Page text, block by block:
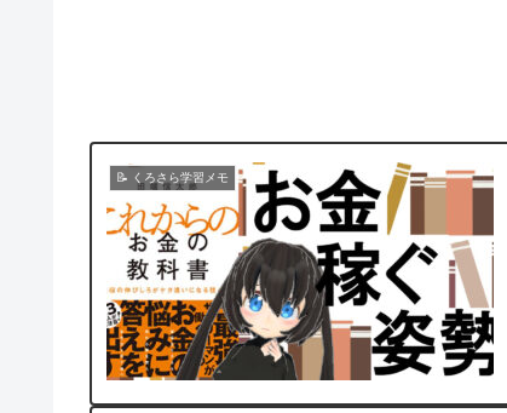
📝 くろさら学習メモ